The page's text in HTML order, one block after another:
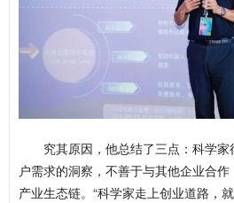
究其原因，他总结了三点：科学
户需求的洞察，不善于与其他企业合
产业生态链。“科学家走上创业道路，